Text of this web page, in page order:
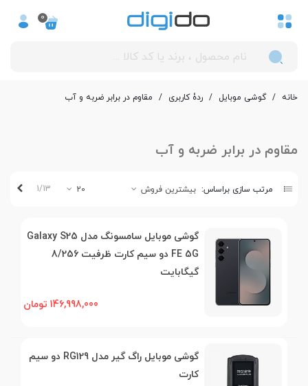
0
خانه / گوشی موبایل / ردۀ کاربری / مقاوم در برابر ضربه و آب
مقاوم در برابر ضربه و آب
مرتب سازی براساس: بیشترین فروش 20
1/13
گوشی موبایل سامسونگ مدل Galaxy S25
FE 5G دو سیم کارت ظرفیت 8/256
گیگابایت
146,998,000 تومان
گوشی موبایل راگ گیر مدل RG129 دو سیم
کارت